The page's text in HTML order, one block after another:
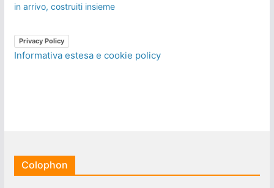
in arrivo, costruiti insieme
Privacy Policy
Informativa estesa e cookie policy
Colophon